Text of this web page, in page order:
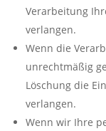
Verarbeitung
verlangen.
Wenn die
unrechtmäßig
Löschung die
verlangen.
Wenn wir Ihre